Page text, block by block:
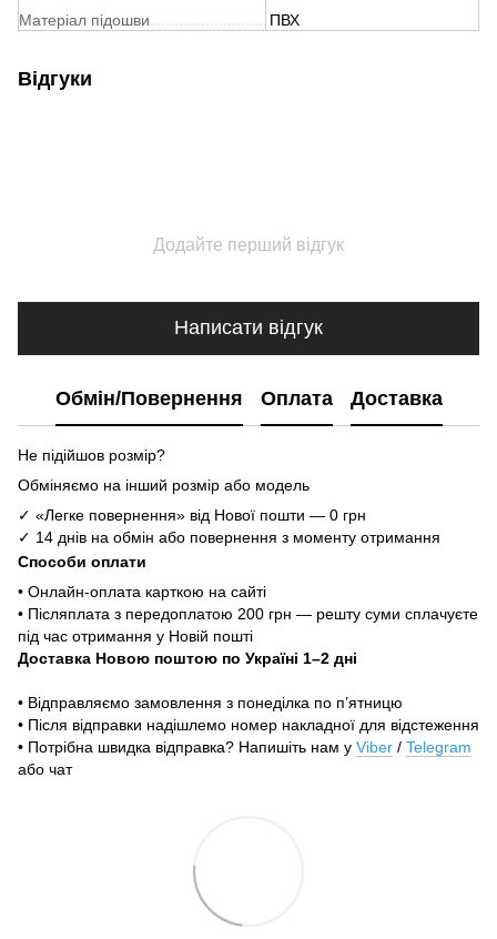
Матеріал підошви ПВХ
Відгуки
Додайте перший відгук
Написати відгук
Обмін/Повернення Оплата Доставка
Не підійшов розмір?
Обміняємо на інший розмір або модель
✓ «Легке повернення» від Нової пошти — 0 грн
✓ 14 днів на обмін або повернення з моменту отримання
Способи оплати
• Онлайн-оплата карткою на сайті
• Післяплата з передоплатою 200 грн — решту суми сплачуєте
під час отримання у Новій пошті
Доставка Новою поштою по Україні 1–2 дні
• Відправляємо замовлення з понеділка по п’ятницю
• Після відправки надішлемо номер накладної для відстеження
• Потрібна швидка відправка? Напишіть нам у Viber / Telegram
або чат